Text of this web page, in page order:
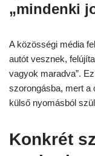
„mindenki
A közösségi média
autót vesznek,
vagyok maradva”.
szorongásba, mert a
külső nyomásból
Konkrét